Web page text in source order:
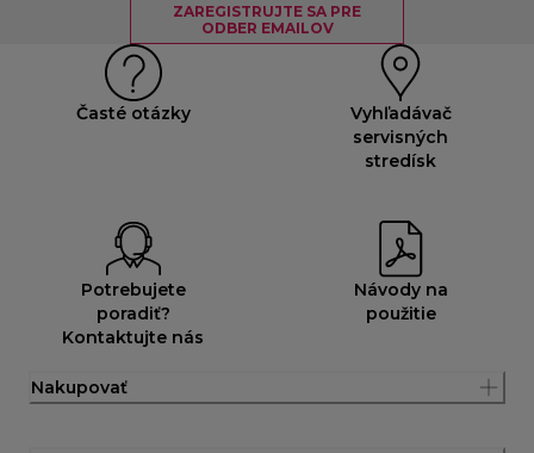
ZAREGISTRUJTE SA PRE
ODBER EMAILOV
Časté otázky
Vyhľadávač
servisných
stredísk
Potrebujete
poradiť?
Kontaktujte nás
Návody na
použitie
Nakupovať